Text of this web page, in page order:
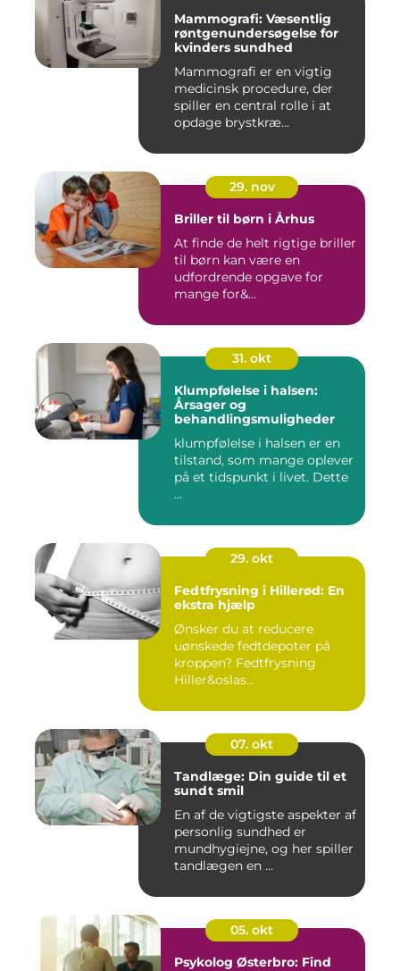
Mammografi: Væsentlig
røntgenundersøgelse for
kvinders sundhed
Mammografi er en vigtig
medicinsk procedure, der
spiller en central rolle i at
opdage brystkræ...
29. nov
Briller til børn i Århus
At finde de helt rigtige briller
til børn kan være en
udfordrende opgave for
mange for&...
31. okt
Klumpfølelse i halsen:
Årsager og
behandlingsmuligheder
klumpfølelse i halsen er en
tilstand, som mange oplever
på et tidspunkt i livet. Dette
...
29. okt
Fedtfrysning i Hillerød: En
ekstra hjælp
Ønsker du at reducere
uønskede fedtdepoter på
kroppen? Fedtfrysning
Hiller&oslas...
07. okt
Tandlæge: Din guide til et
sundt smil
En af de vigtigste aspekter af
personlig sundhed er
mundhygiejne, og her spiller
tandlægen en ...
05. okt
Psykolog Østerbro: Find